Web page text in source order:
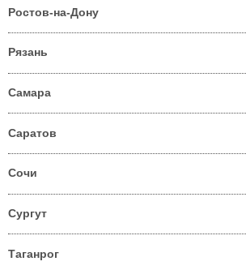
Ростов-на-Дону
Рязань
Самара
Саратов
Сочи
Сургут
Таганрог